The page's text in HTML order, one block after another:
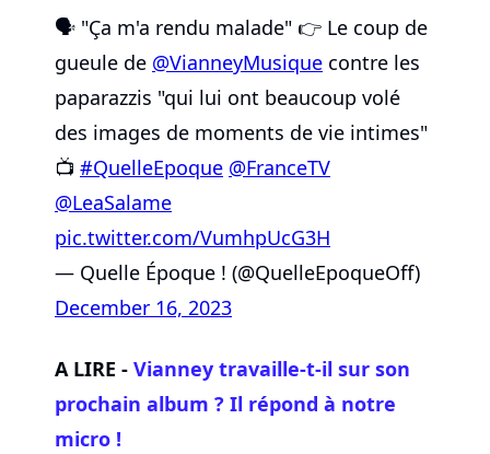
🗣️ "Ça m'a rendu malade" 👉 Le coup de
gueule de @VianneyMusique contre les
paparazzis "qui lui ont beaucoup volé
des images de moments de vie intimes"
📺 #QuelleEpoque @FranceTV
@LeaSalame
pic.twitter.com/VumhpUcG3H
— Quelle Époque ! (@QuelleEpoqueOff)
December 16, 2023
A LIRE - Vianney travaille-t-il sur son
prochain album ? Il répond à notre
micro !